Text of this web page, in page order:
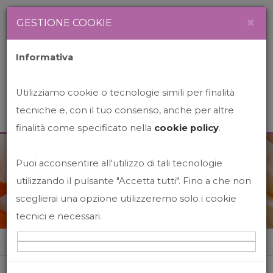
News&Events
Home News&events
GESTIONE COOKIE ×
Informativa
Utilizziamo cookie o tecnologie simili per finalità
tecniche e, con il tuo consenso, anche per altre
finalità come specificato nella cookie policy.
Puoi acconsentire all'utilizzo di tali tecnologie
utilizzando il pulsante "Accetta tutti". Fino a che non
sceglierai una opzione utilizzeremo solo i cookie
tecnici e necessari.